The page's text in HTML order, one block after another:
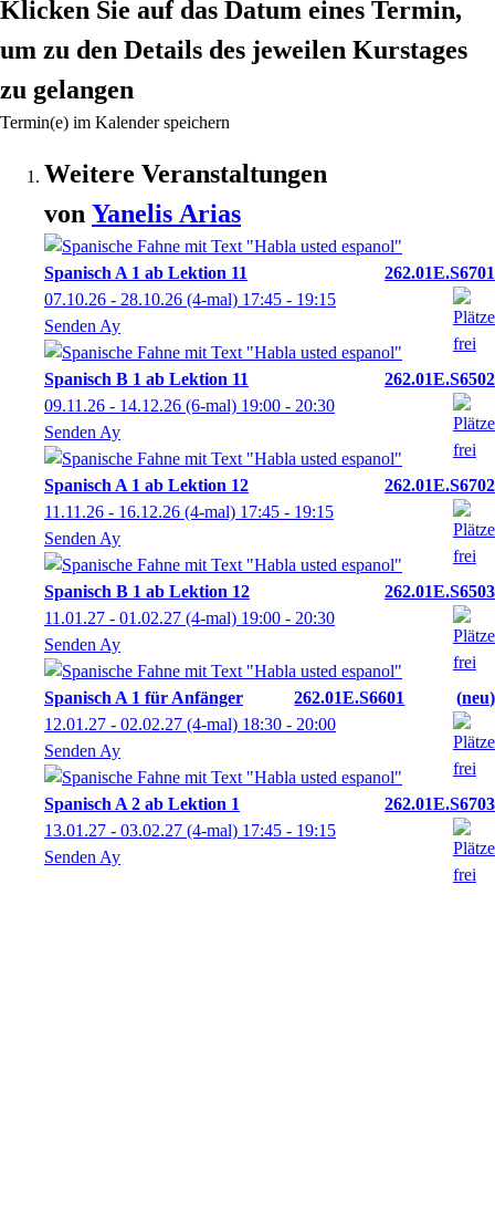
Klicken Sie auf das Datum eines Termin,
um zu den Details des jeweilen Kurstages
zu gelangen
Termin(e) im Kalender speichern
Weitere Veranstaltungen
von Yanelis Arias
Spanisch A 1 ab Lektion 11
262.01E.S6701
07.10.26 - 28.10.26 (4-mal) 17:45 - 19:15
Senden Ay
Spanisch B 1 ab Lektion 11
262.01E.S6502
09.11.26 - 14.12.26 (6-mal) 19:00 - 20:30
Senden Ay
Spanisch A 1 ab Lektion 12
262.01E.S6702
11.11.26 - 16.12.26 (4-mal) 17:45 - 19:15
Senden Ay
Spanisch B 1 ab Lektion 12
262.01E.S6503
11.01.27 - 01.02.27 (4-mal) 19:00 - 20:30
Senden Ay
Spanisch A 1 für Anfänger 262.01E.S6601
neu
12.01.27 - 02.02.27 (4-mal) 18:30 - 20:00
Senden Ay
Spanisch A 2 ab Lektion 1
262.01E.S6703
13.01.27 - 03.02.27 (4-mal) 17:45 - 19:15
Senden Ay